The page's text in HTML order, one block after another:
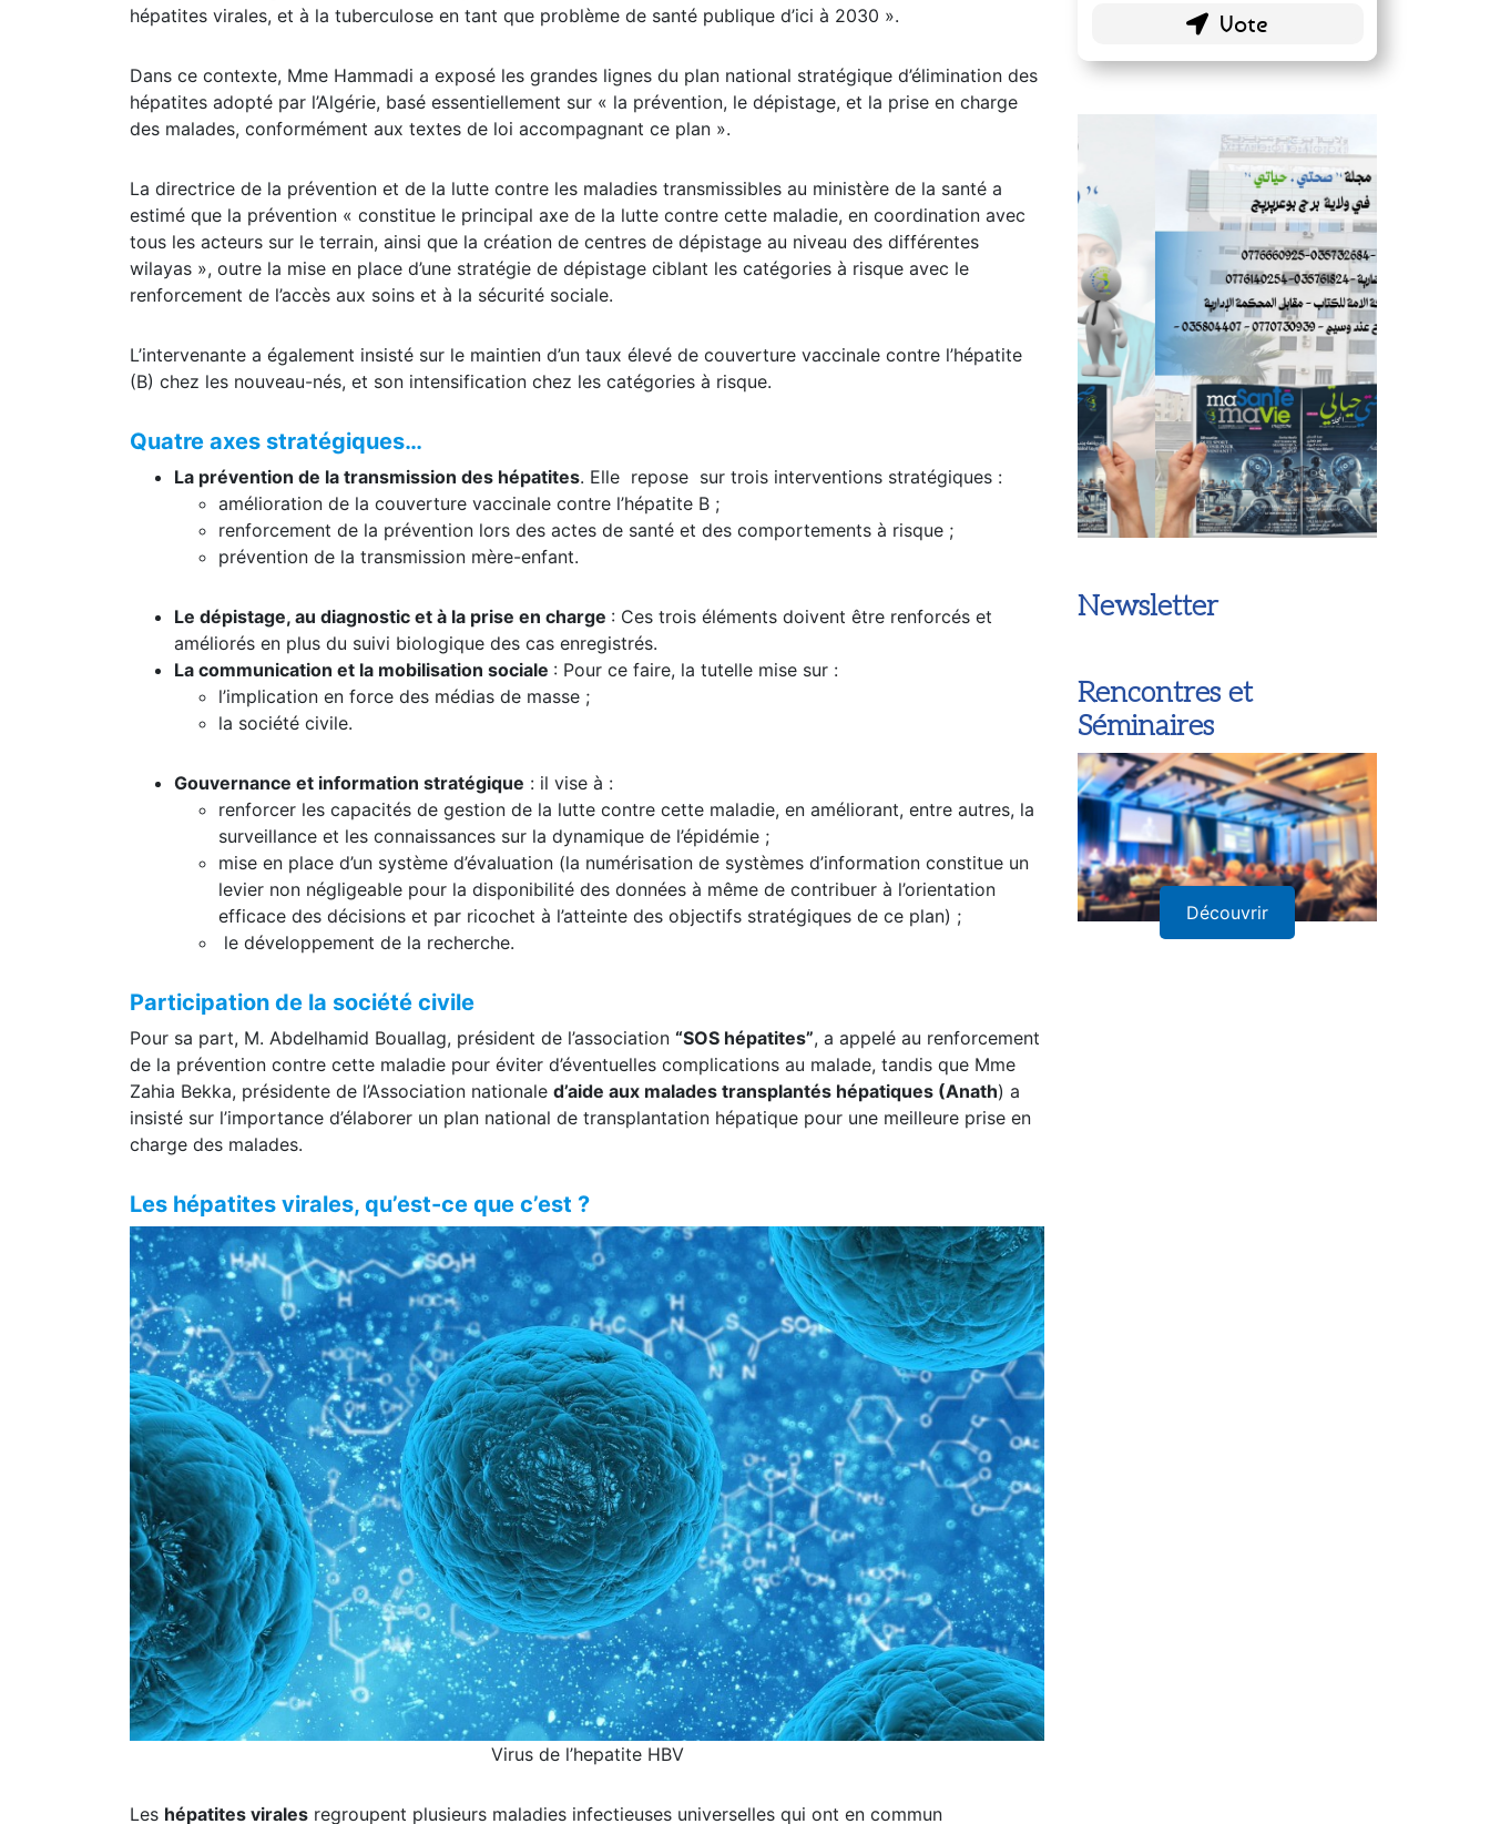
s’atteler davantage à réunir tous les moyens possibles pour atteindre les ODD et mettre fin au sida, aux
Dans ce contexte, Mme Hammadi a exposé les grandes lignes du plan national stratégique d’élimination des
hépatites adopté par l’Algérie, basé essentiellement sur « la prévention, le dépistage, et la prise en charge
La directrice de la prévention et de la lutte contre les maladies transmissibles au ministère de la santé a
estimé que la prévention « constitue le principal axe de la lutte contre cette maladie, en coordination avec
tous les acteurs sur le terrain, ainsi que la création de centres de dépistage au niveau des différentes
wilayas », outre la mise en place d’une stratégie de dépistage ciblant les catégories à risque avec le
L’intervenante a également insisté sur le maintien d’un taux élevé de couverture vaccinale contre l’hépatite
Quatre axes stratégiques…
La prévention de la transmission des hépatites. Elle repose sur trois interventions stratégiques :
amélioration de la couverture vaccinale contre l’hépatite B ;
renforcement de la prévention lors des actes de santé et des comportements à risque ;
Le dépistage, au diagnostic et à la prise en charge: Ces trois éléments doivent être renforcés et
améliorés en plus du suivi biologique des cas enregistrés.
La communication et la mobilisation sociale: Pour ce faire, la tutelle mise sur :
l’implication en force des médias de masse ;
Gouvernance et information stratégique: il vise à :
renforcer les capacités de gestion de la lutte contre cette maladie, en améliorant, entre autres, la
surveillance et les connaissances sur la dynamique de l’épidémie ;
mise en place d’un système d’évaluation (la numérisation de systèmes d’information constitue un
levier non négligeable pour la disponibilité des données à même de contribuer à l’orientation
efficace des décisions et par ricochet à l’atteinte des objectifs stratégiques de ce plan) ;
Participation de la société civile
Pour sa part, M. Abdelhamid Bouallag, président de l’association“SOS hépatites”, a appelé au renforcement
de la prévention contre cette maladie pour éviter d’éventuelles complications au malade, tandis que Mme
Zahia Bekka, présidente de l’Association nationale d’aide aux malades transplantés hépatiques (Anath) a
insisté sur l’importance d’élaborer un plan national de transplantation hépatique pour une meilleure prise en
Les hépatites virales, qu’est-ce que c’est ?
Blogs personnels51 ( 26.84 % )
Newsletter
Rencontres et
Séminaires